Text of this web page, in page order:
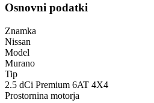
Osnovni podatki
Znamka
Nissan
Model
Murano
Tip
2.5 dCi Premium 6AT 4X4
Prostornina motorja